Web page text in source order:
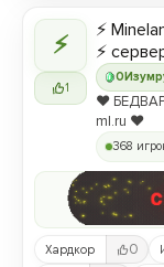
⚡
1
0
⚡
⚡
❤️
ml.ru ❤️
368
Хардкор 0